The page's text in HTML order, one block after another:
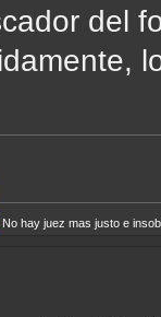
del
No hay juez mas justo e